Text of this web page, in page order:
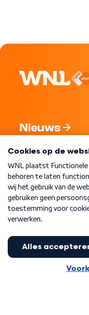
Nieuws
Nieuwsbrief
Word Lid